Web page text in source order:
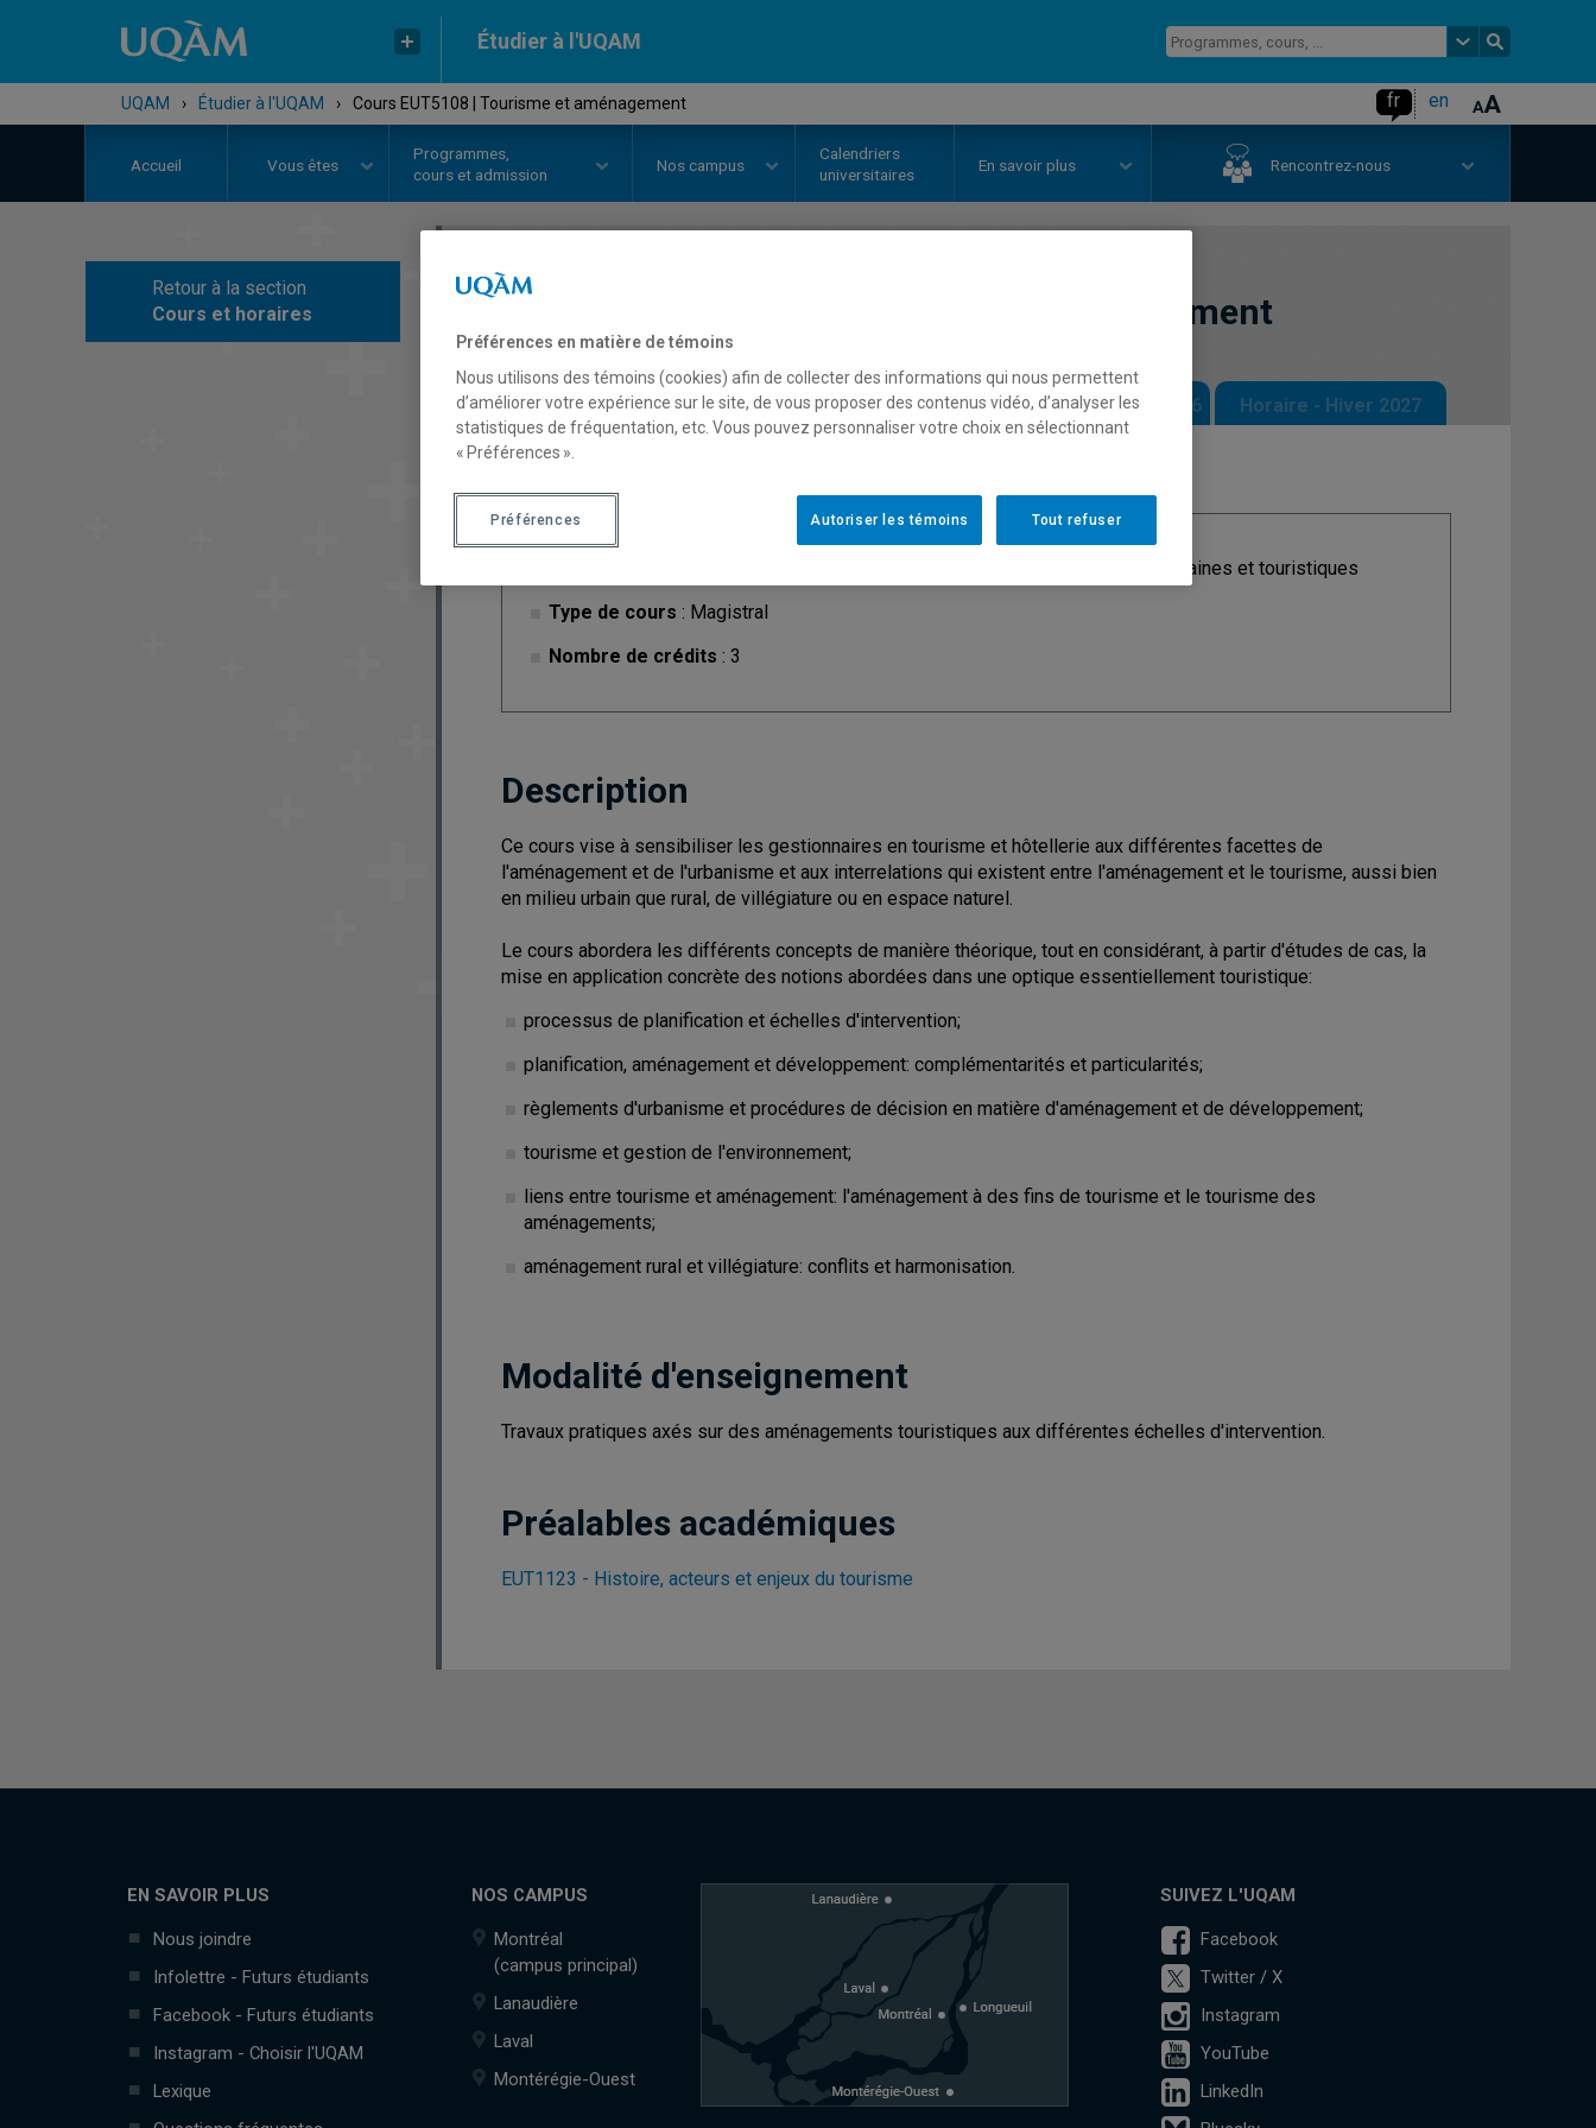
Étudier à l'UQAM
UQAM › Étudier à l'UQAM › Cours EUT5108 | Tourisme et aménagement fr en
Accueil Vous êtes
Programmes,
cours et admission
Nos campus
Calendriers
universitaires
En savoir plus Rencontrez-nous
Retour à la section
Cours et horaires
Tourisme et aménagement
Description Horaire - Été 2026 Horaire - Automne 2026 Horaire - Hiver 2027
Type de cours : Magistral
Nombre de crédits : 3
: Études urbaines et touristiques
Description
Ce cours vise à sensibiliser les gestionnaires en tourisme et hôtellerie aux différentes facettes de
l'aménagement et de l'urbanisme et aux interrelations qui existent entre l'aménagement et le tourisme, aussi bien
en milieu urbain que rural, de villégiature ou en espace naturel.
Le cours abordera les différents concepts de manière théorique, tout en considérant, à partir d'études de cas, la
mise en application concrète des notions abordées dans une optique essentiellement touristique:
processus de planification et échelles d'intervention;
planification, aménagement et développement: complémentarités et particularités;
règlements d'urbanisme et procédures de décision en matière d'aménagement et de développement;
tourisme et gestion de l'environnement;
liens entre tourisme et aménagement: l'aménagement à des fins de tourisme et le tourisme des
aménagements;
aménagement rural et villégiature: conflits et harmonisation.
Modalité d'enseignement
Travaux pratiques axés sur des aménagements touristiques aux différentes échelles d'intervention.
Préalables académiques
EUT1123 - Histoire, acteurs et enjeux du tourisme
EN SAVOIR PLUS
Nous joindre
Infolettre - Futurs étudiants
Facebook - Futurs étudiants
Instagram - Choisir l'UQAM
Lexique
NOS CAMPUS
Montréal
(campus principal)
Lanaudière
Laval
Montérégie-Ouest
SUIVEZ L'UQAM
Facebook
Twitter / X
Instagram
YouTube
LinkedIn
Préférences en matière de témoins
Nous utilisons des témoins (cookies) afin de collecter des informations qui nous permettent
d’améliorer votre expérience sur le site, de vous proposer des contenus vidéo, d’analyser les
statistiques de fréquentation, etc. Vous pouvez personnaliser votre choix en sélectionnant
« Préférences ».
Tout refuser
Autoriser les témoins
Préférences